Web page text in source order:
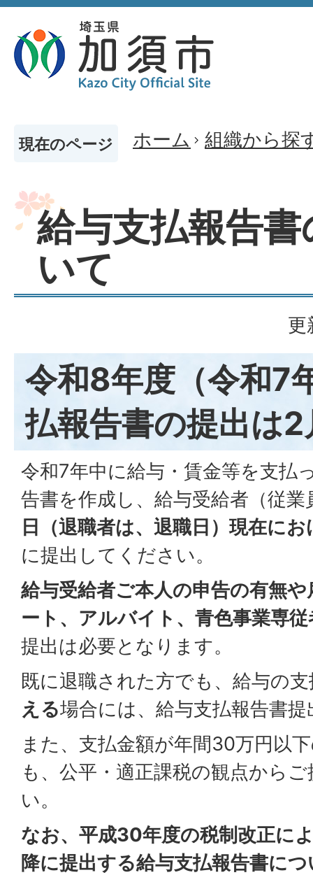
現在のページ ホーム 組織から探
給与支払報告
いて
更
令和8年度（令和7
払報告書の提出は
令和7年中に給与・賃金等を支払
告書を作成し、給与受給者（従業
日（退職者は、退職日）現在に
に提出してください。
給与受給者ご本人の申告の有無
ート、アルバイト、青色事業専
提出は必要となります。
既に退職された方でも、給与の
える場合には、給与支払報告書
また、支払金額が年間30万円以
も、公平・適正課税の観点から
い。
なお、平成30年度の税制改正に
降に提出する給与支払報告書に